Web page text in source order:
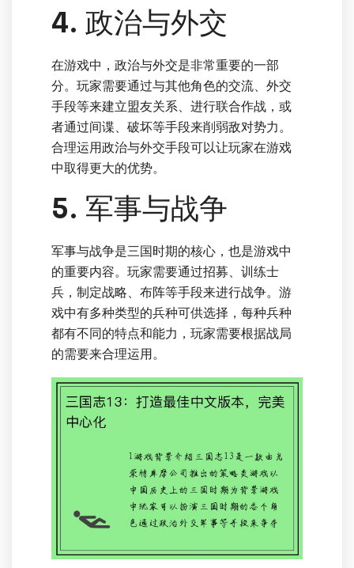
4. 政治与外交
在游戏中，政治与外交是非常重要的一部
分。玩家需要通过与其他角色的交流、外交
手段等来建立盟友关系、进行联合作战，或
者通过间谍、破坏等手段来削弱敌对势力。
合理运用政治与外交手段可以让玩家在游戏
中取得更大的优势。
5. 军事与战争
军事与战争是三国时期的核心，也是游戏中
的重要内容。玩家需要通过招募、训练士
兵，制定战略、布阵等手段来进行战争。游
戏中有多种类型的兵种可供选择，每种兵种
都有不同的特点和能力，玩家需要根据战局
的需要来合理运用。